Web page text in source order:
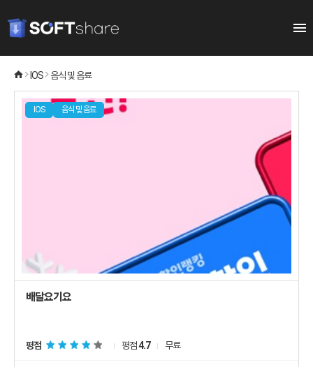
IOS 음식 및 음료
IOS 음식 및 음료
배달요기요
평점 평점4.7 무료